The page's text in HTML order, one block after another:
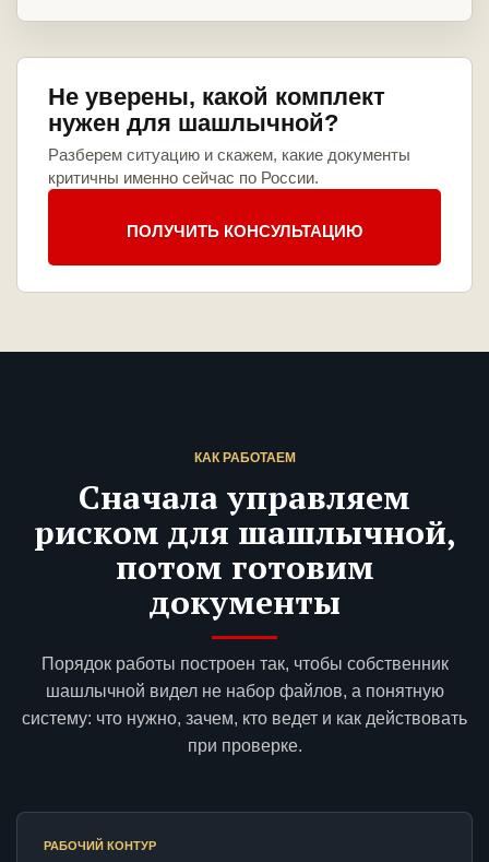
Не уверены, какой комплект
нужен для шашлычной?
Разберем ситуацию и скажем, какие документы
критичны именно сейчас по России.
ПОЛУЧИТЬ КОНСУЛЬТАЦИЮ
КАК РАБОТАЕМ
Сначала управляем
риском для шашлычной,
потом готовим
документы
Порядок работы построен так, чтобы собственник
шашлычной видел не набор файлов, а понятную
систему: что нужно, зачем, кто ведет и как действовать
при проверке.
РАБОЧИЙ КОНТУР